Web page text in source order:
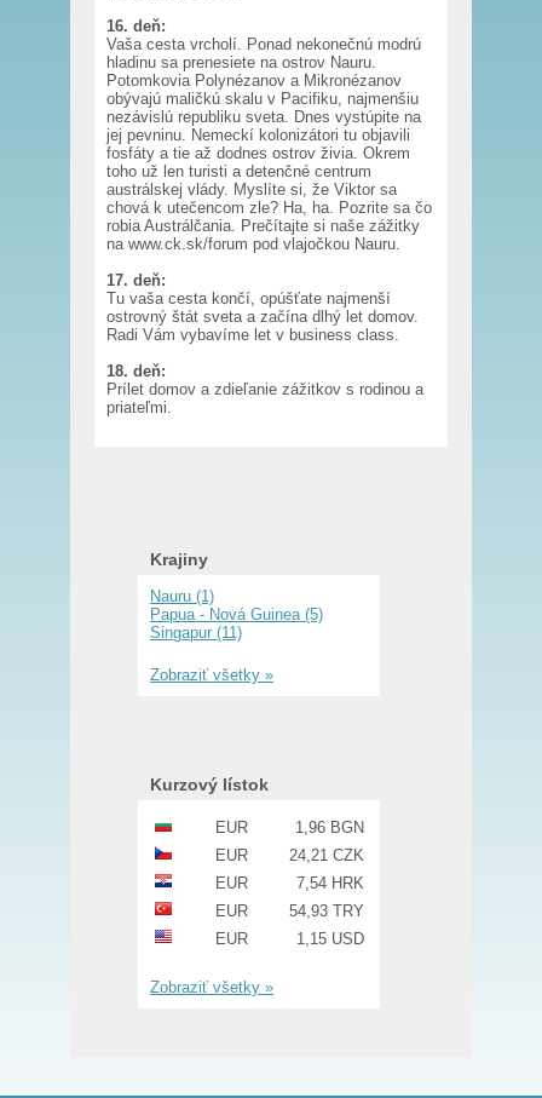
16. deň:
Vaša cesta vrcholí. Ponad nekonečnú modrú
hladinu sa prenesiete na ostrov Nauru.
Potomkovia Polynézanov a Mikronézanov
obývajú maličkú skalu v Pacifiku, najmenšiu
nezávislú republiku sveta. Dnes vystúpite na
jej pevninu. Nemeckí kolonizátori tu objavili
fosfáty a tie až dodnes ostrov živia. Okrem
toho už len turisti a detenčné centrum
austrálskej vlády. Myslíte si, že Viktor sa
chová k utečencom zle? Ha, ha. Pozrite sa čo
robia Austrálčania. Prečítajte si naše zážitky
na www.ck.sk/forum pod vlajočkou Nauru.
17. deň:
Tu vaša cesta končí, opúšťate najmenší
ostrovný štát sveta a začína dlhý let domov.
Radi Vám vybavíme let v business class.
18. deň:
Prílet domov a zdieľanie zážitkov s rodinou a
priateľmi.
Krajiny
Nauru (1)
Papua - Nová Guinea (5)
Singapur (11)
Zobraziť všetky »
Kurzový lístok
EUR
1,96 BGN
EUR
24,21 CZK
EUR
7,54 HRK
EUR
54,93 TRY
EUR
1,15 USD
Zobraziť všetky »